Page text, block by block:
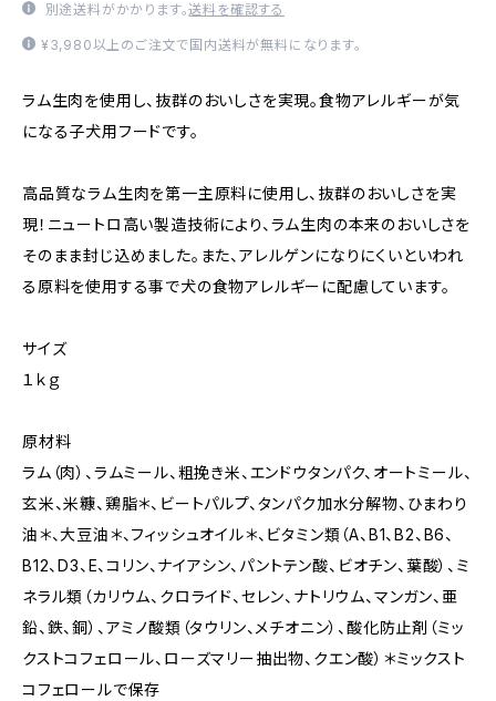
別途送料がかかります。送料を確認する
¥3,980以上のご注文で国内送料が無料になります。
ラム生肉を使用し、抜群のおいしさを実現。食物アレルギーが気
になる子犬用フードです。
高品質なラム生肉を第一主原料に使用し、抜群のおいしさを実
現！ニュートロ高い製造技術により、ラム生肉の本来のおいしさを
そのまま封じ込めました。また、アレルゲンになりにくいといわれ
る原料を使用する事で犬の食物アレルギーに配慮しています。
サイズ
１ｋｇ
原材料
ラム（肉）、ラムミール、粗挽き米、エンドウタンパク、オートミール、
玄米、米糠、鶏脂＊、ビートパルプ、タンパク加水分解物、ひまわり
油＊、大豆油＊、フィッシュオイル＊、ビタミン類（A、B1、B2、B6、
B12、D3、E、コリン、ナイアシン、パントテン酸、ビオチン、葉酸）、ミ
ネラル類（カリウム、クロライド、セレン、ナトリウム、マンガン、亜
鉛、鉄、銅）、アミノ酸類（タウリン、メチオニン）、酸化防止剤（ミッ
クストコフェロール、ローズマリー抽出物、クエン酸）＊ミックスト
コフェロールで保存